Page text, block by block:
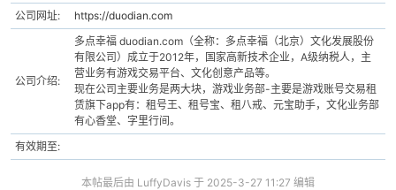
公司网址:
https://duodian.com
公司介绍:
多点幸福 duodian.com（全称：多点幸福（北京）文化发展股份
有限公司）成立于2012年，国家高新技术企业，A级纳税人，主
营业务有游戏交易平台、文化创意产品等。
现在公司主要业务是两大块，游戏业务部-主要是游戏账号交易租
赁旗下app有：租号王、租号宝、租八戒、元宝助手，文化业务部
有心香堂、字里行间。
有效期至:
本帖最后由 LuffyDavis 于 2025-3-27 11:27 编辑